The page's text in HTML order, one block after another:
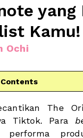
Kamu!
Ochi
The
Tiktok. Para
performa